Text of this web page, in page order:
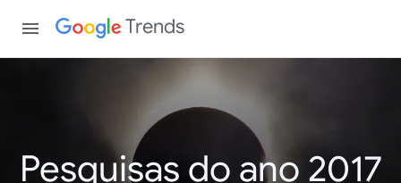
Trends
Pesquisas do ano 2017